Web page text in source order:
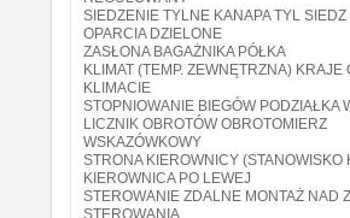
SIEDZENIE TYLNE KANAPA TYL SIEDZ
OPARCIA DZIELONE
ZASŁONA BAGAŻNIKA PÓŁKA
KLIMAT (TEMP. ZEWNĘTRZNA) KRAJE
KLIMACIE
STOPNIOWANIE BIEGÓW PODZIAŁKA
LICZNIK OBROTÓW OBROTOMIERZ
WSKAZÓWKOWY
STRONA KIEROWNICY (STANOWISKO
KIEROWNICA PO LEWEJ
STEROWANIE ZDALNE MONTAŻ NAD
STEROWANIA